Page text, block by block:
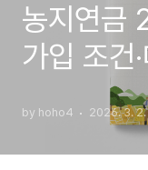
농지연금
가입 조건
산·신청
by hoho4 2026. 3. 2.